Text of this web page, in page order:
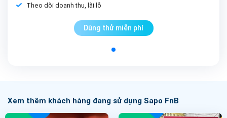
Theo dõi doanh thu, lãi lỗ
Dùng thử miễn phí
Xem thêm khách hàng đang sử dụng Sapo FnB